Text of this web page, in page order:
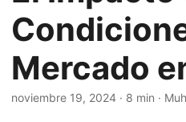
Mercado
noviembre 19, 2024 · 8 min ·